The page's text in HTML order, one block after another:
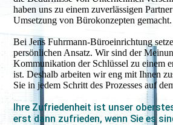
haben uns zu einem zuverlässigen
Umsetzung von Bürokonzepten gemacht.
Bei Jens Fuhrmann-Büroeinrichtung
persönlichen Ansatz. Wir sind der
Kommunikation der Schlüssel zu einem
ist. Deshalb arbeiten wir eng mit Ihnen
Sie in jedem Schritt des Prozesses auf
Ihre Zufriedenheit ist unser
erst dann zufrieden, wenn Sie es